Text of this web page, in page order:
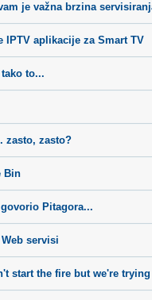
je važna brzina
IPTV aplikacije za Smart TV
to...
zasto, zasto?
Bin
Pitagora...
servisi
start the fire but we're